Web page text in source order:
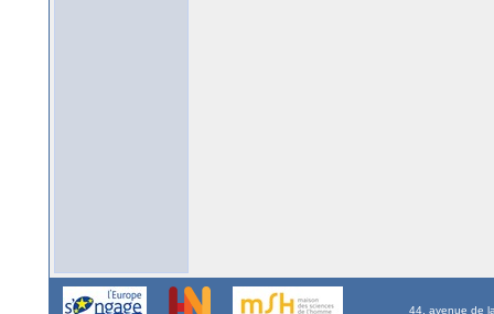
44, avenue de